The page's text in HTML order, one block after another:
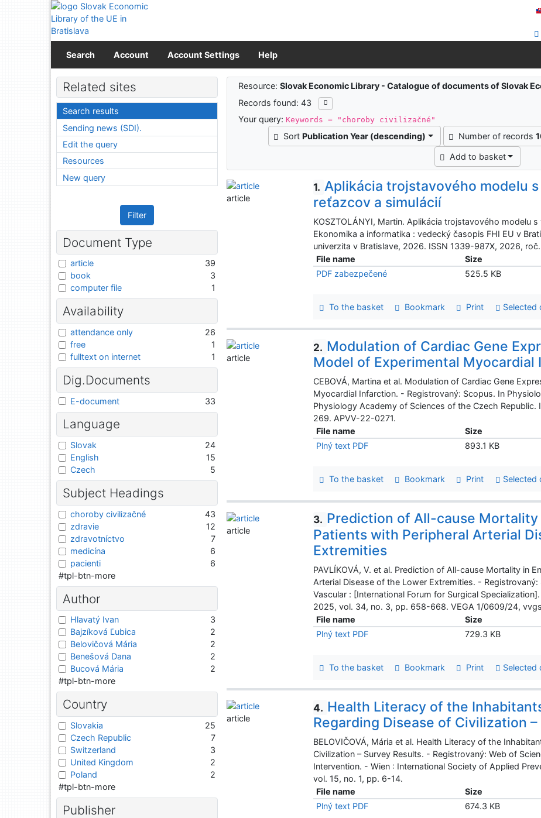
Go to content
Go to menu
Accessibility declaration
Search Account Account Settings Help
Search results
Resource:Slovak Economic Library - Catalogue of documents of Slovak
Records found: 43
Your query:Keywords = "choroby civilizačné"
Sort Publication Year (descending) Number of records
Add to basket
1. Aplikácia trojstavového modelu
reťazcov a simulácií
KOSZTOLÁNYI, Martin. Aplikácia trojstavového modelu
Ekonomika a informatika : vedecký časopis FHI EU v
univerzita v Bratislave, 2026. ISSN 1339-987X, 2026,
File name
Size
PDF zabezpečené
525.5 KB
To the basket Bookmark Print Selected
article
2. Modulation of Cardiac Gene
Model of Experimental Myocardial
CEBOVÁ, Martina et al. Modulation of Cardiac Gene
Myocardial Infarction. - Registrovaný: Scopus. In
Physiology Academy of Sciences of the Czech
269. APVV-22-0271.
File name
Size
Plný text PDF
893.1 KB
To the basket Bookmark Print Selected
article
3. Prediction of All-cause
Patients with Peripheral Arterial
Extremities
PAVLÍKOVÁ, V. et al. Prediction of All-cause Mortality in
Arterial Disease of the Lower Extremities. -
Vascular : [International Forum for Surgical
2025, vol. 34, no. 3, pp. 658-668. VEGA 1/0609/24,
File name
Size
Plný text PDF
729.3 KB
To the basket Bookmark Print Selected
article
4. Health Literacy of the
Regarding Disease of Civilization
BELOVIČOVÁ, Mária et al. Health Literacy of the
Civilization – Survey Results. - Registrovaný: Web of
Intervention. - Wien : International Society of Applied
vol. 15, no. 1, pp. 6-14.
File name
Size
Plný text PDF
674.3 KB
article
Related sites
Search results
Sending news (SDI).
Edit the query
Resources
New query
Filter
Document Type
article
39
book
3
computer file
1
Availability
attendance only
26
free
1
fulltext on internet
1
Dig.Documents
E-document 33
Language
Slovak
24
English
15
Czech
5
Subject Headings
choroby civilizačné
43
zdravie
12
zdravotníctvo
7
medicína
6
pacienti
6
#tpl-btn-more
Author
Hlavatý Ivan
3
Bajzíková Ľubica
2
Belovičová Mária
2
Benešová Dana
2
Bucová Mária
2
#tpl-btn-more
Country
Slovakia
25
Czech Republic
7
Switzerland
3
United Kingdom
2
Poland
2
#tpl-btn-more
Publisher